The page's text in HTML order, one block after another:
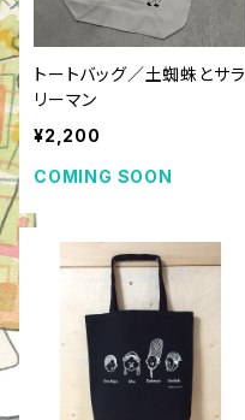
トートバッグ／土蜘蛛とサラ
リーマン
¥2,200
COMING SOON